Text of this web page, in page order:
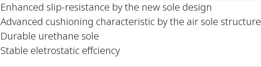
Enhanced slip-resistance by the new sole design
Advanced cushioning characteristic by the air sole structure
Durable urethane sole
Stable eletrostatic effciency